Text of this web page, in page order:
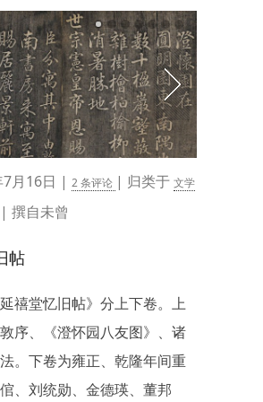
月16日 | 2 条评论 | 归类于 文学
| 撰自未曾
帖
禧堂忆旧帖》分上下卷。上
序、《澄怀园八友图》、诸
。下卷为雍正、乾隆年间重
、刘统勋、金德瑛、董邦